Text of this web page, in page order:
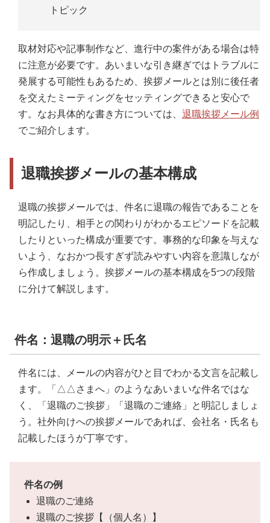
トピック
取材対応や記事制作など、進行中の案件がある場合は特
に注意が必要です。あいまいな引き継ぎではトラブルに
発展する可能性もあるため、挨拶メールとは別に後任者
を交えたミーティングをセッティングできると安心で
す。なお具体的な書き方については、 退職挨拶メール例
でご紹介します。
退職挨拶メールの基本構成
退職の挨拶メールでは、件名に退職の報告であることを
明記したり、相手との関わりがわかるエピソードを記載
したりといった構成が重要です。事務的な印象を与えな
いよう、なおかつ長すぎず読みやすい内容を意識しなが
ら作成しましょう。挨拶メールの基本構成を5つの段階
に分けて解説します。
件名：退職の明示＋氏名
件名には、メールの内容がひと目でわかる文言を記載し
ます。「△△さまへ」のようなあいまいな件名ではな
く、「退職のご挨拶」「退職のご連絡」と明記しましょ
う。社外向けへの挨拶メールであれば、会社名・氏名も
記載したほうが丁寧です。
件名の例
退職のご連絡
退職のご挨拶【（個人名）】